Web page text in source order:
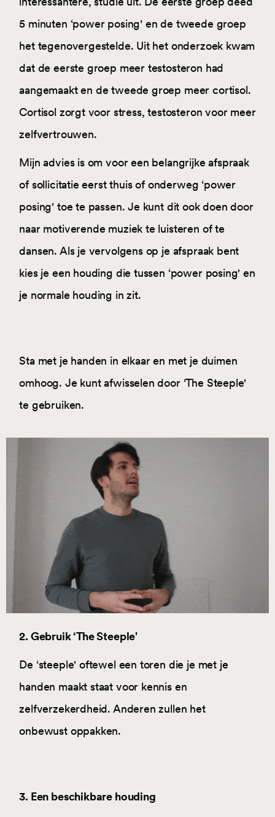
5 minuten ‘power posing' en de tweede groep
het tegenovergestelde. Uit het onderzoek kwam
dat de eerste groep meer testosteron had
aangemaakt en de tweede groep meer cortisol.
Cortisol zorgt voor stress, testosteron voor meer
zelfvertrouwen.
Mijn advies is om voor een belangrijke afspraak
of sollicitatie eerst thuis of onderweg ‘power
posing' toe te passen. Je kunt dit ook doen door
naar motiverende muziek te luisteren of te
dansen. Als je vervolgens op je afspraak bent
kies je een houding die tussen ‘power posing' en
je normale houding in zit.
Sta met je handen in elkaar en met je duimen
omhoog. Je kunt afwisselen door ‘The Steeple'
te gebruiken.
2. Gebruik ‘The Steeple'
De ‘steeple' oftewel een toren die je met je
handen maakt staat voor kennis en
zelfverzekerdheid. Anderen zullen het
onbewust oppakken.
3. Een beschikbare houding